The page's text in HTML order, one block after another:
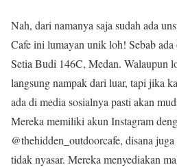
Nah, dari namanya saja sudah ada
Cafe ini lumayan unik loh! Sebab
Setia Budi 146C, Medan. Walaupun
langsung nampak dari luar, tapi jika
ada di media sosialnya pasti akan
Mereka memiliki akun Instagram
@thehidden_outdoorcafe, disana
tidak nyasar. Mereka menyediakan